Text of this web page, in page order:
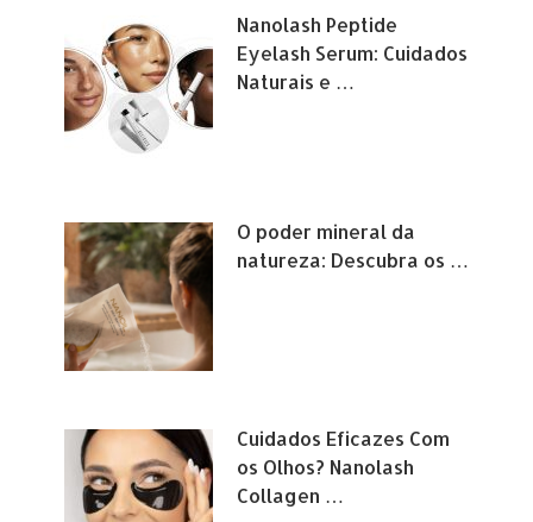
Nanolash Peptide
Eyelash Serum: Cuidados
Naturais e …
O poder mineral da
natureza: Descubra os …
Cuidados Eficazes Com
os Olhos? Nanolash
Collagen …